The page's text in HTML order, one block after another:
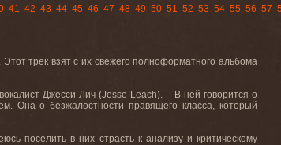
41 42 43 44 45 46 47 48 49 50 51 52 53 54 55 56 57
Этот трек взят с их свежего полноформатного альбома
Джесси Лич (Jesse Leach). – В ней говорится о
Она о безжалостности правящего класса, который
поселить в них страсть к анализу и критическому